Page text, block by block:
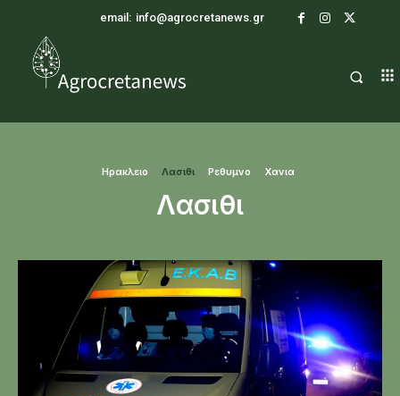
email: info@agrocretanews.gr
Ηρακλειο Λασιθι Ρεθυμνο Χανια
Λασιθι